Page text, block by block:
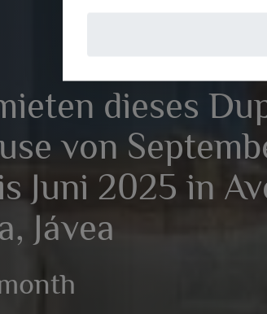
dieses
von
Juni 2025 in
Jávea